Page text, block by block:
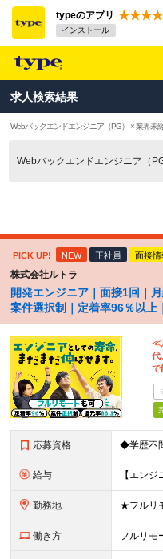
typeのアプリ
インストール
求人検索結果
Webバックエンドエンジニア（PG） × 業界未
Webバックエンドエンジニア（
PICK UP! NEW 正社員 面接
株式会社ルトラ
開発エンジニア｜面接1回｜
案件選択制｜定着率96％以上
≪
代
で
応募資格
給与
勤務地
働き方 フルリモ